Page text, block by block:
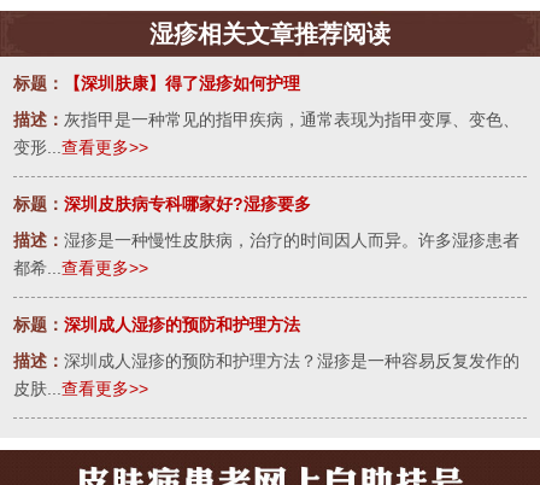
湿疹相关文章推荐阅读
标题：
【深圳肤康】得了湿疹如何护理
描述： 灰指甲是一种常见的指甲疾病，通常表现为指甲变厚、变色、
变形...查看更多>>
标题：深圳皮肤病专科哪家好?湿疹要多
描述：湿疹是一种慢性皮肤病，治疗的时间因人而异。许多湿疹患者
都希...查看更多>>
标题：深圳成人湿疹的预防和护理方法
描述：深圳成人湿疹的预防和护理方法？湿疹是一种容易反复发作的
皮肤...查看更多>>